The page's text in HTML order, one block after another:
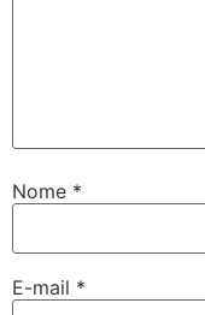
Nome *
E-mail *